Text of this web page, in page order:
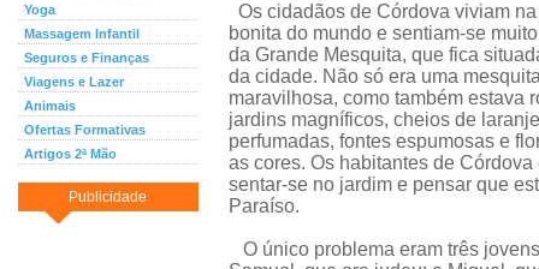
Yoga
Massagem Infantil
Seguros e Finanças
Viagens e Lazer
Animais
Ofertas Formativas
Artigos 2ª Mão
Publicidade
Os cidadãos de Córdova viviam
bonita do mundo e sentiam-se
da Grande Mesquita, que fica
da cidade. Não só era uma
maravilhosa, como também estava
jardins magníficos, cheios de
perfumadas, fontes espumosas e
as cores. Os habitantes de Córdova
sentar-se no jardim e pensar que
Paraíso.
O único problema eram três